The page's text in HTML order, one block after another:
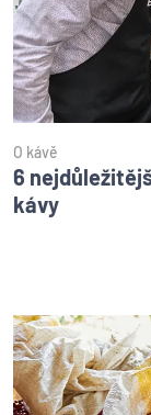
O kávě
6
kávy